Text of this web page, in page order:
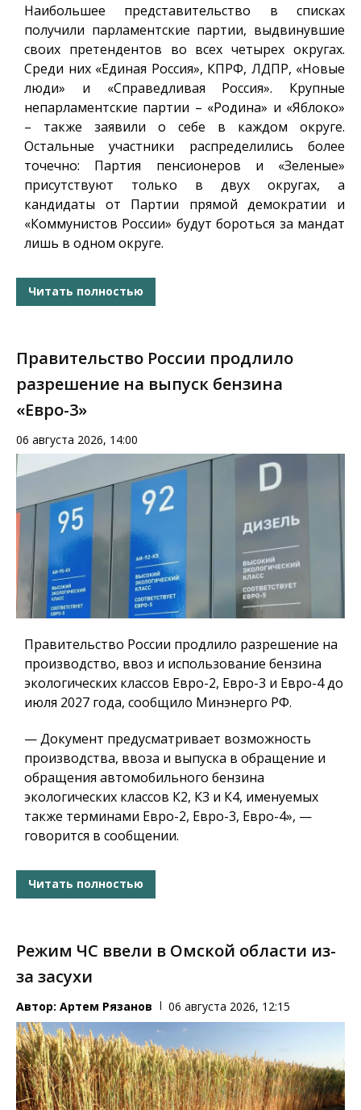
Наибольшее представительство в списках
получили парламентские партии, выдвинувшие
своих претендентов во всех четырех округах.
Среди них «Единая Россия», КПРФ, ЛДПР, «Новые
люди» и «Справедливая Россия». Крупные
непарламентские партии – «Родина» и «Яблоко»
– также заявили о себе в каждом округе.
Остальные участники распределились более
точечно: Партия пенсионеров и «Зеленые»
присутствуют только в двух округах, а
кандидаты от Партии прямой демократии и
«Коммунистов России» будут бороться за мандат
лишь в одном округе.
Читать полностью
Правительство России продлило
разрешение на выпуск бензина
«Евро-3»
06 августа 2026, 14:00
Правительство России продлило разрешение на
производство, ввоз и использование бензина
экологических классов Евро-2, Евро-3 и Евро-4 до
июля 2027 года, сообщило Минэнерго РФ.
— Документ предусматривает возможность
производства, ввоза и выпуска в обращение и
обращения автомобильного бензина
экологических классов К2, К3 и К4, именуемых
также терминами Евро-2, Евро-3, Евро-4», —
говорится в сообщении.
Читать полностью
Режим ЧС ввели в Омской области из-
за засухи
Автор: Артем Рязанов 06 августа 2026, 12:15